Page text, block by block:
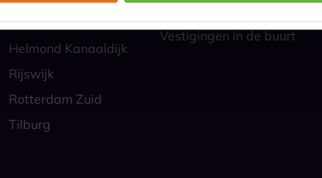
Helmond Kanaaldijk
Rijswijk
Rotterdam Zuid
Tilburg
Vestigingen in de buurt